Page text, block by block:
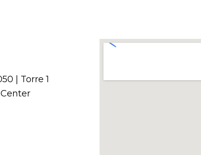
| Torre 1